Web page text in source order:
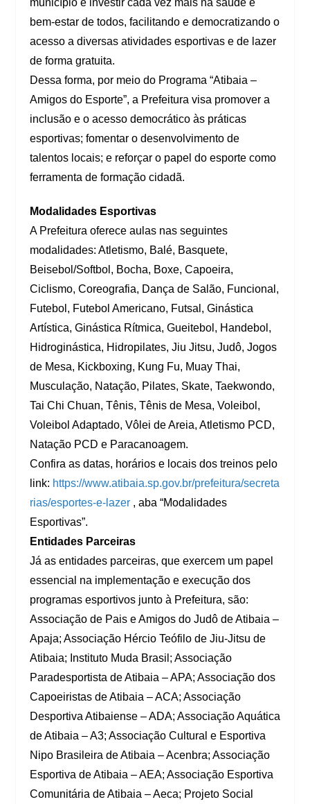
município e investir cada vez mais na saúde e
bem-estar de todos, facilitando e democratizando o
acesso a diversas atividades esportivas e de lazer
de forma gratuita.
Dessa forma, por meio do Programa “Atibaia –
Amigos do Esporte”, a Prefeitura visa promover a
inclusão e o acesso democrático às práticas
esportivas; fomentar o desenvolvimento de
talentos locais; e reforçar o papel do esporte como
ferramenta de formação cidadã.
Modalidades Esportivas
A Prefeitura oferece aulas nas seguintes
modalidades: Atletismo, Balé, Basquete,
Beisebol/Softbol, Bocha, Boxe, Capoeira,
Ciclismo, Coreografia, Dança de Salão, Funcional,
Futebol, Futebol Americano, Futsal, Ginástica
Artística, Ginástica Rítmica, Gueitebol, Handebol,
Hidroginástica, Hidropilates, Jiu Jitsu, Judô, Jogos
de Mesa, Kickboxing, Kung Fu, Muay Thai,
Musculação, Natação, Pilates, Skate, Taekwondo,
Tai Chi Chuan, Tênis, Tênis de Mesa, Voleibol,
Voleibol Adaptado, Vôlei de Areia, Atletismo PCD,
Natação PCD e Paracanoagem.
Confira as datas, horários e locais dos treinos pelo
link: https://www.atibaia.sp.gov.br/prefeitura/secreta
rias/esportes-e-lazer, aba “Modalidades
Esportivas”.
Entidades Parceiras
Já as entidades parceiras, que exercem um papel
essencial na implementação e execução dos
programas esportivos junto à Prefeitura, são:
Associação de Pais e Amigos do Judô de Atibaia –
Apaja; Associação Hércio Teófilo de Jiu-Jitsu de
Atibaia; Instituto Muda Brasil; Associação
Paradesportista de Atibaia – APA; Associação dos
Capoeiristas de Atibaia – ACA; Associação
Desportiva Atibaiense – ADA; Associação Aquática
de Atibaia – A3; Associação Cultural e Esportiva
Nipo Brasileira de Atibaia – Acenbra; Associação
Esportiva de Atibaia – AEA; Associação Esportiva
Comunitária de Atibaia – Aeca; Projeto Social